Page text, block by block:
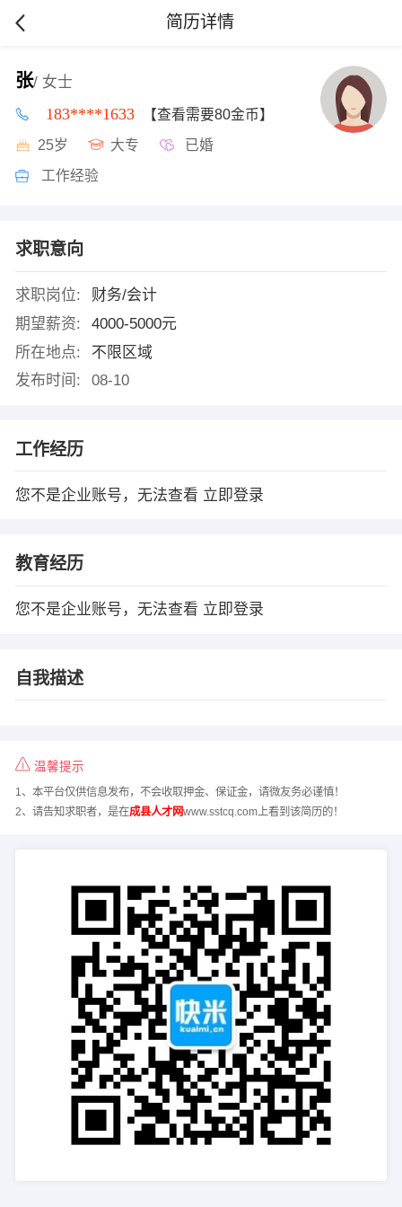
简历详情
张/ 女士
183****1633 【查看需要80金币】
25岁 大专 已婚
工作经验
求职意向
求职岗位:
财务/会计
期望薪资:
4000-5000元
所在地点:
不限区域
发布时间:
08-10
工作经历
您不是企业账号，无法查看 立即登录
教育经历
您不是企业账号，无法查看 立即登录
自我描述
温馨提示
1、本平台仅供信息发布，不会收取押金、保证金，请微友务必谨慎！
2、请告知求职者，是在成县人才网www.sstcq.com上看到该简历的！